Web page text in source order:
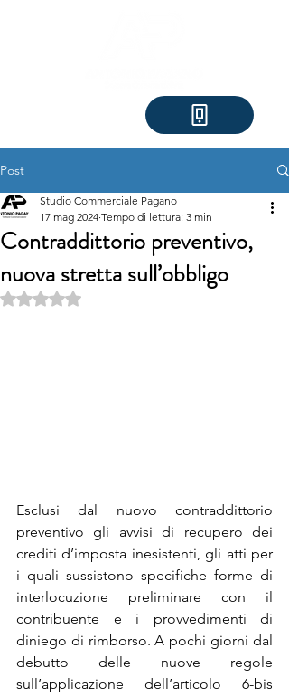
Post
Contraddittorio preventivo,
nuova stretta sull’obbligo
Studio Commerciale Pagano
17 mag 2024 Tempo di lettura: 3 min
Valutazione NaN stelle su 5.
Esclusi dal nuovo contraddittorio
preventivo gli avvisi di recupero dei
crediti d’imposta inesistenti, gli atti per
i quali sussistono specifiche forme di
interlocuzione preliminare con il
contribuente e i provvedimenti di
diniego di rimborso. A pochi giorni dal
debutto delle nuove regole
sull’applicazione dell’articolo 6-bis